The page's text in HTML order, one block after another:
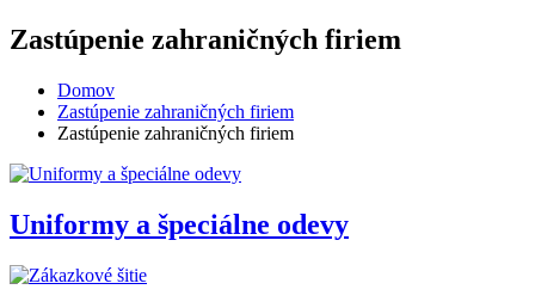
Zastúpenie zahraničných firiem
Domov
Zastúpenie zahraničných firiem
Zastúpenie zahraničných firiem
Uniformy a špeciálne odevy